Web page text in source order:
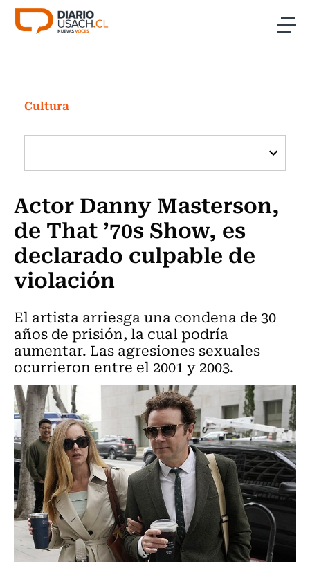
Click acá para ir directamente al contenido
Investigación
Cultura
Programas Radio y TV Usach
Cultura
Actor Danny Masterson,
de That ’70s Show, es
declarado culpable de
violación
El artista arriesga una condena de 30
años de prisión, la cual podría
aumentar. Las agresiones sexuales
ocurrieron entre el 2001 y 2003.